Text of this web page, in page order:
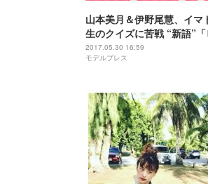
山本美月＆伊野尾慧、イマ
生のクイズに苦戦 “新語”
考案で沸かす
2017.05.30 16:59
モデルプレス